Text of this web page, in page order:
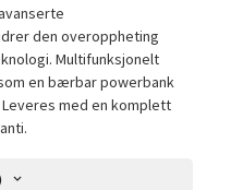
den overoppheting
Multifunksjonelt
en bærbar powerbank
med en komplett